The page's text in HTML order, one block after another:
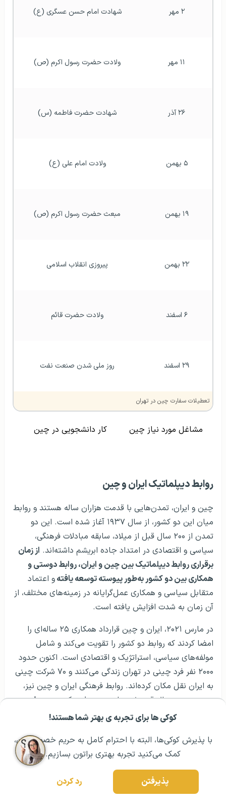
کوکی ها برای تجربه ی بهتر شما هستند!
با پذیرش کوکی‌ها، البته با احترام کامل به حریم خصوصیتون،
کمک می‌کنید تجربه بهتری براتون بسازیم.
پذیرفتن رد کردن
مشــاوره اولیه رایگان: ۰۲۱ ۴۳۰۰۰ ۰۲۱ رزرو مشاوره تخصصی
۲ مهر شهادت امام حسن عسگری (ع)
۱۱ مهر ولادت حضرت رسول اکرم (ص)
۲۶ آذر شهادت حضرت فاطمه (س)
۵ بهمن ولادت امام علی (ع)
۱۹ بهمن مبعث حضرت رسول اکرم (ص)
۲۲ بهمن پیروزی انقلاب اسلامی
۶ اسفند ولادت حضرت قائم
۲۹ اسفند روز ملی شدن صنعت نفت
تعطیلات سفارت چین در تهران
مشاغل مورد نیاز چین کار دانشجویی در چین
روابط دیپلماتیک ایران و چین
چین و ایران، تمدن‌هایی با قدمت هزاران ساله هستند و روابط
میان این دو کشور، از سال ۱۹۳۷ آغاز شده است. این دو
تمدن از ۲۰۰ سال قبل از میلاد، سابقه مبادلات فرهنگی،
سیاسی و اقتصادی در امتداد جاده ابریشم داشته‌اند. از زمان
برقراری روابط دیپلماتیک بین چین و ایران، روابط دوستی و
همکاری بین دو کشور به‌طور پیوسته توسعه یافتهو اعتماد
متقابل سیاسی و همکاری عمل‌گرایانه در زمینه‌های مختلف، از
آن زمان به شدت افزایش یافته است.
در مارس ۲۰۲۱، ایران و چین قرارداد همکاری ۲۵ ساله‌ای را
امضا کردند که روابط دو کشور را تقویت می‌کند و شامل
مولفه‌های سیاسی، استراتژیک و اقتصادی است. اکنون حدود
۲۰۰۰ نفر فرد چینی در تهران زندگی می‌کنند و ۷۰ شرکت چینی
به ایران نقل مکان کرده‌اند. روابط فرهنگی ایران و چین نیز،
روز به روز در حال قوی شدن است؛ به طوری‌کهچین، مؤسسه
کنفوسیوس را در دانشگاه تهران و در دانشگاه مازندران افتتاح
توافق‌نامه بین ایران و
چین امضا شد که یکی از آن‌ها مربوط به برنامه هسته‌ای ایران